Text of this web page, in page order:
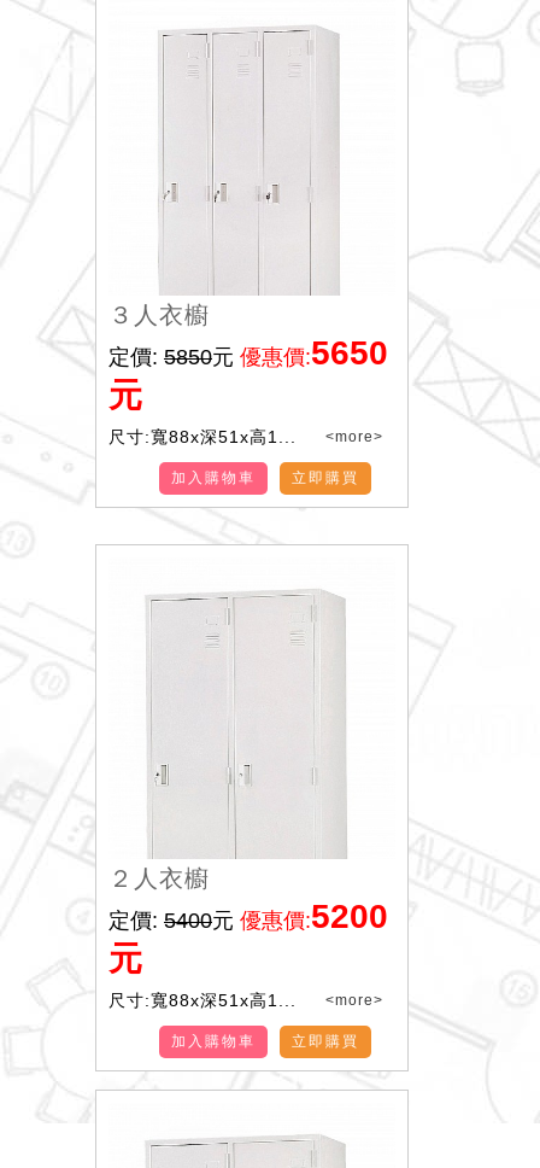
３人衣櫥
定價: 5850元 優惠價:5650
元
尺寸:寬88x深51x高1... <more>
立即購買
加入購物車
２人衣櫥
定價: 5400元 優惠價:5200
元
尺寸:寬88x深51x高1... <more>
立即購買
加入購物車